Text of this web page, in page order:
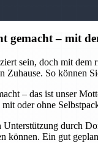
gemacht – mit
sein, doch mit dem
Zuhause. So können
– das ist unser
oder ohne
durch
können. Ein gut